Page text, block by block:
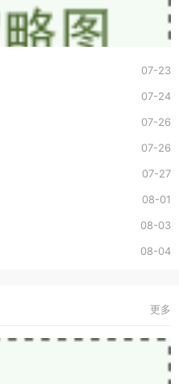
07-23
07-24
07-26
07-26
07-27
08-01
08-03
08-04
更多